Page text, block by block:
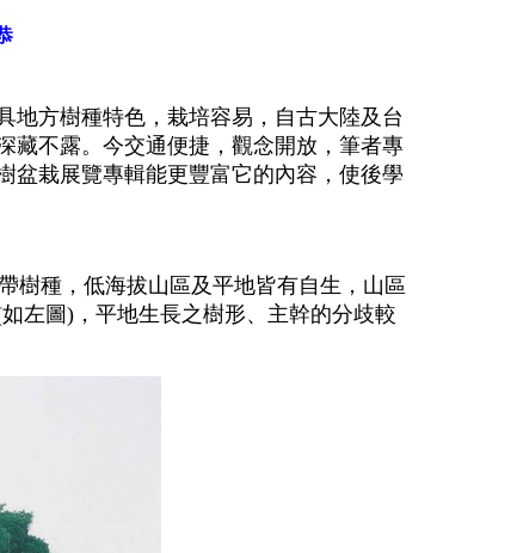
地方樹種特色，栽培容易，自古大陸及台
藏不露。今交通便捷，觀念開放，筆者專
盆栽展覽專輯能更豐富它的內容，使後學
樹種，低海拔山區及平地皆有自生，山區
左圖)，平地生長之樹形、主幹的分歧較